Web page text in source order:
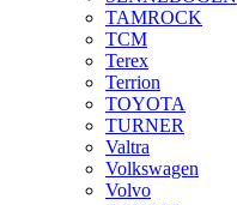
TAMROCK
TCM
Terex
Terrion
TOYOTA
TURNER
Valtra
Volkswagen
Volvo